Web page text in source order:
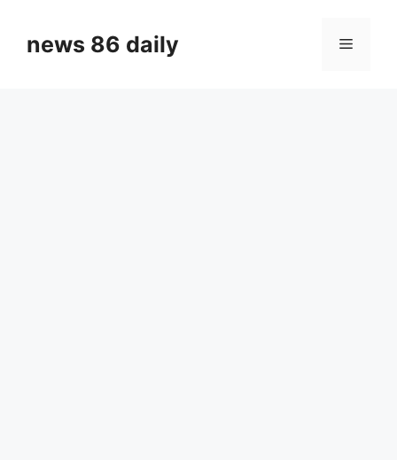
contentnews 86 daily Menu